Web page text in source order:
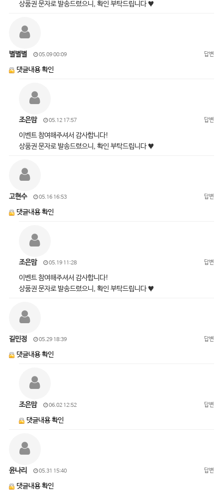
상품권 문자로 발송드렸으니, 확인 부탁드립니다 ♥
별별별 05.09 00:09 답변
댓글내용 확인
조은맘 05.12 17:57 답변
이벤트 참여해주셔서 감사합니다!
상품권 문자로 발송드렸으니, 확인 부탁드립니다 ♥
고현수 05.16 16:53 답변
댓글내용 확인
조은맘 05.19 11:28 답변
이벤트 참여해주셔서 감사합니다!
상품권 문자로 발송드렸으니, 확인 부탁드립니다 ♥
길민정 05.29 18:39 답변
댓글내용 확인
조은맘 06.02 12:52 답변
댓글내용 확인
윤나리 05.31 15:40 답변
댓글내용 확인